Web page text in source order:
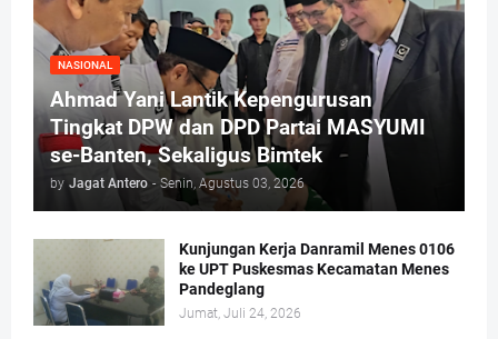
NASIONAL
Ahmad Yani Lantik Kepengurusan
Tingkat DPW dan DPD Partai MASYUMI
se-Banten, Sekaligus Bimtek
by Jagat Antero - Senin, Agustus 03, 2026
Kunjungan Kerja Danramil Menes 0106
ke UPT Puskesmas Kecamatan Menes
Pandeglang
Jumat, Juli 24, 2026